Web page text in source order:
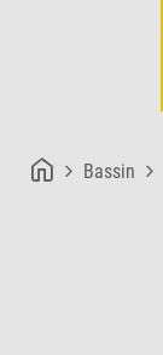
Bassin